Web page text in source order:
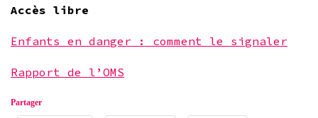
Accès libre
Enfants en danger : comment le signaler
Rapport de l’OMS
Partager